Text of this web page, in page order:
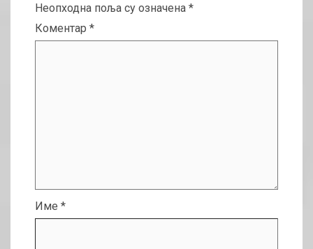
Неопходна поља су означена *
Коментар *
Име *